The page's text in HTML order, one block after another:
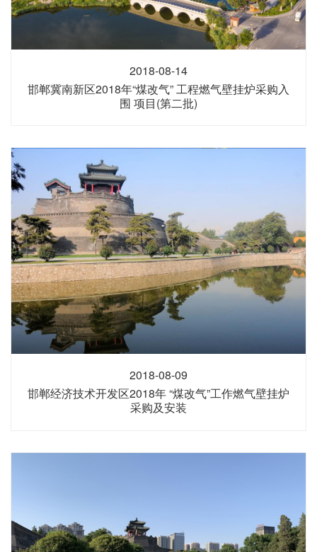
2018-08-14
邯郸冀南新区2018年“煤改气” 工程燃气壁挂炉采购入
围 项目(第二批)
2018-08-09
邯郸经济技术开发区2018年 “煤改气”工作燃气壁挂炉
采购及安装